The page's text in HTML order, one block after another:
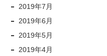
2019年7月
2019年6月
2019年5月
2019年4月